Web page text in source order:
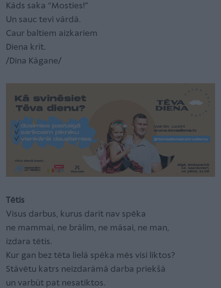
Kāds saka “Mosties!”
Un sauc tevi vārdā.
Caur baltiem aizkariem
Diena krīt.
/Dina Kāgane/
Tētis
Visus darbus, kurus darīt nav spēka
ne mammai, ne brālim, ne māsai, ne man,
izdara tētis.
Kur gan bez tēta lielā spēka mēs visi liktos?
Stāvētu katrs neizdarāmā darba priekšā
un varbūt pat nesatiktos.